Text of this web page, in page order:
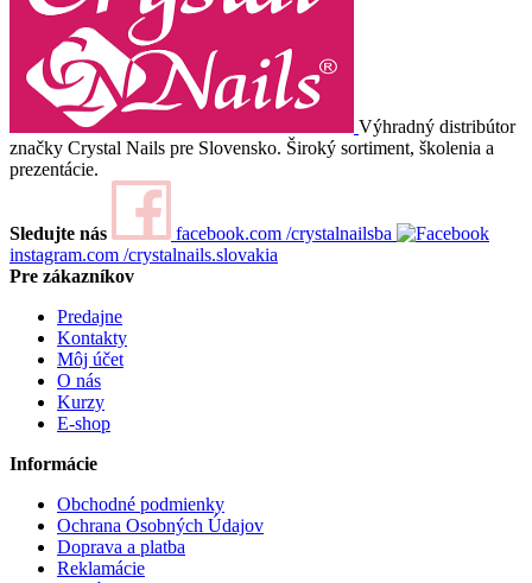
Výhradný distribútor
značky Crystal Nails pre Slovensko. Široký sortiment, školenia a
prezentácie.
Sledujte nás facebook.com /crystalnailsba
instagram.com /crystalnails.slovakia
Pre zákazníkov
Predajne
Kontakty
Môj účet
O nás
Kurzy
E-shop
Informácie
Obchodné podmienky
Ochrana Osobných Údajov
Doprava a platba
Reklamácie